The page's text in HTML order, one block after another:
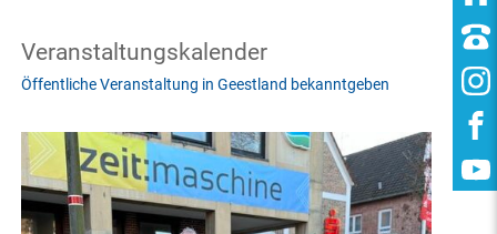
Veranstaltungskalender
Öffentliche Veranstaltung in Geestland bekanntgeben